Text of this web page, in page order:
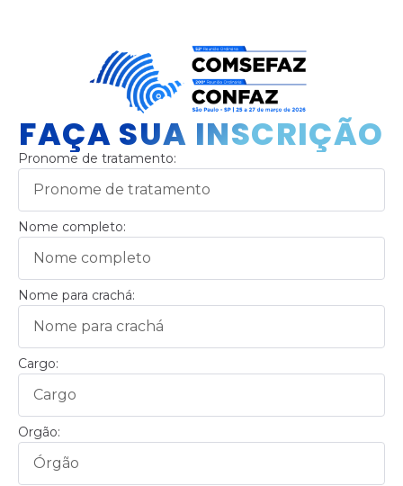
FAÇA SUA INSCRIÇÃO
Pronome de tratamento:
Nome completo:
Nome para crachá:
Cargo:
Orgão: